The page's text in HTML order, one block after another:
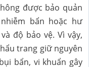
được bảo quản
bẩn hoặc hư
độ bảo vệ. Vì vậy,
trang giữ nguyên
bẩn, vi khuẩn gây